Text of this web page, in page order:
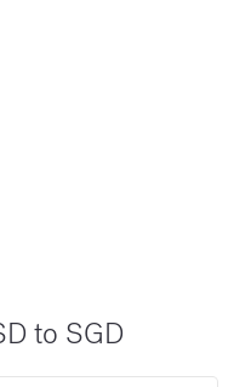
to SGD